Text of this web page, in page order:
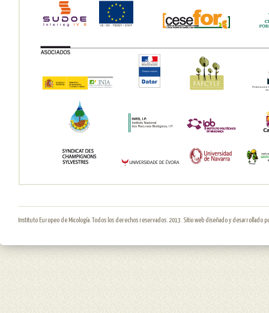
Instituto Europeo de Micología. Todos los derechos reservados. 2013. Sitio web diseñado y desarrollado